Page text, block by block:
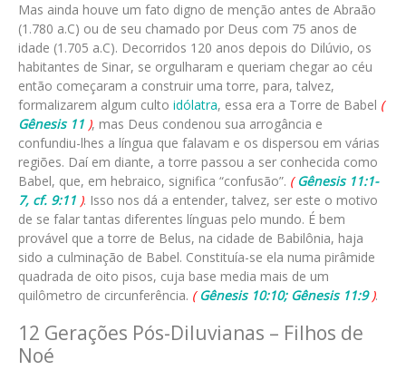
Mas ainda houve um fato digno de menção antes de Abraão
(1.780 a.C) ou de seu chamado por Deus com 75 anos de
idade (1.705 a.C). Decorridos 120 anos depois do Dilúvio, os
habitantes de Sinar, se orgulharam e queriam chegar ao céu
então começaram a construir uma torre, para, talvez,
formalizarem algum culto idólatra, essa era a Torre de Babel (
Gênesis 11 ), mas Deus condenou sua arrogância e
confundiu-lhes a língua que falavam e os dispersou em várias
regiões. Daí em diante, a torre passou a ser conhecida como
Babel, que, em hebraico, significa “confusão”. (Gênesis 11:1-
7, cf. 9:11 ). Isso nos dá a entender, talvez, ser este o motivo
de se falar tantas diferentes línguas pelo mundo. É bem
provável que a torre de Belus, na cidade de Babilônia, haja
sido a culminação de Babel. Constituía-se ela numa pirâmide
quadrada de oito pisos, cuja base media mais de um
quilômetro de circunferência. (Gênesis 10:10; Gênesis 11:9).
12 Gerações Pós-Diluvianas – Filhos de
Noé